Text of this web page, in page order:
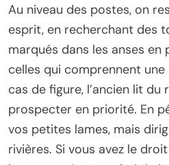
Au niveau des postes, on
esprit, en recherchant des
marqués dans les anses
celles qui comprennent une
cas de figure, l’ancien lit du
prospecter en priorité. En
vos petites lames, mais
rivières. Si vous avez le